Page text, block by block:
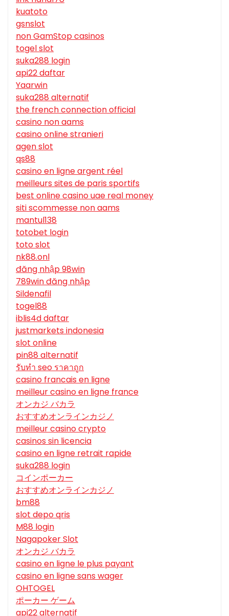
kuatoto
gsnslot
non GamStop casinos
togel slot
suka288 login
api22 daftar
Yaarwin
suka288 alternatif
the french connection official
casino non aams
casino online stranieri
agen slot
qs88
casino en ligne argent réel
meilleurs sites de paris sportifs
best online casino uae real money
siti scommesse non aams
mantul138
totobet login
toto slot
nk88.onl
đăng nhập 98win
789win đăng nhập
Sildenafil
togel88
iblis4d daftar
justmarkets indonesia
slot online
pin88 alternatif
รับทํา seo ราคาถูก
casino francais en ligne
meilleur casino en ligne france
オンカジ バカラ
おすすめオンラインカジノ
meilleur casino crypto
casinos sin licencia
casino en ligne retrait rapide
suka288 login
コインポーカー
おすすめオンラインカジノ
bm88
slot depo qris
M88 login
Nagapoker Slot
オンカジ バカラ
casino en ligne le plus payant
casino en ligne sans wager
OHTOGEL
ポーカー ゲーム
api22 alternatif